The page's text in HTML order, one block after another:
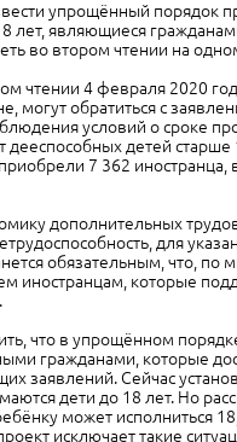
упрощённый порядок
лет, являющиеся
во втором чтении на
чтении 4 февраля 2020
могут обратиться с
условий о сроке
детей старше
7 362
дополнительных
для
обязательным, что,
иностранцам, которые
что в упрощённом
гражданами, которые
заявлений. Сейчас
дети до 18 лет. Но
может исполниться
исключает такие